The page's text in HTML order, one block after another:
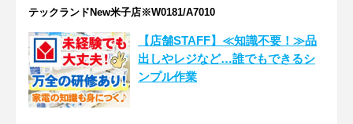
テックランドNew米子店※W0181/A7010
【店舗STAFF】≪知識不要！≫品
出しやレジなど…誰でもできるシ
ンプル作業